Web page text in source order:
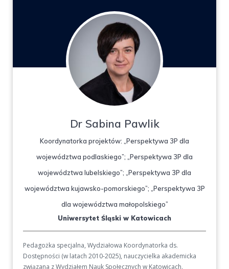
Dr Sabina Pawlik
Koordynatorka projektów: „Perspektywa 3P dla
województwa podlaskiego”; „Perspektywa 3P dla
województwa lubelskiego”; „Perspektywa 3P dla
województwa kujawsko-pomorskiego”; „Perspektywa 3P
dla województwa małopolskiego”
Uniwersytet Śląski w Katowicach
Pedagożka specjalna, Wydziałowa Koordynatorka ds.
Dostępności (w latach 2010-2025), nauczycielka akademicka
związana z Wydziałem Nauk Społecznych w Katowicach.